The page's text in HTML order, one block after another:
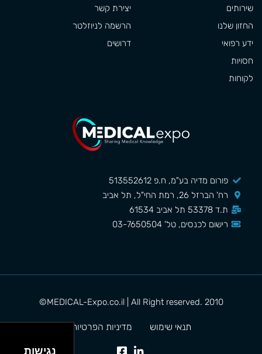
פורום מדיה בע"מ, ח.פ 513552612
רח' הברזל 26, רמת החי"ל, תל אביב
ת.ד 53378 תל אביב 61534
רישום לכנסים, טל' 03-7650504
שירותים
החזון שלנו
ידע רפואי
חסויות
לקוחות
יצירת קשר
הרשמה לניוזלטר
דרושים
MEDICAL-Expo.co.il | All Right reserved. 2010©
תנאי שימוש מדיניות הפרטיות
נגישות